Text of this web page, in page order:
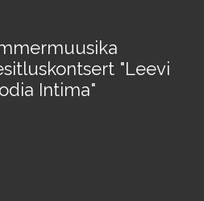
"Leevi
Intima"